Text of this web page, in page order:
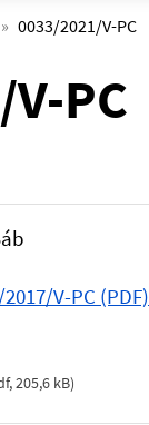
0033/2021/V-PC
PC
V-PC (PDF)
,205,6 kB)